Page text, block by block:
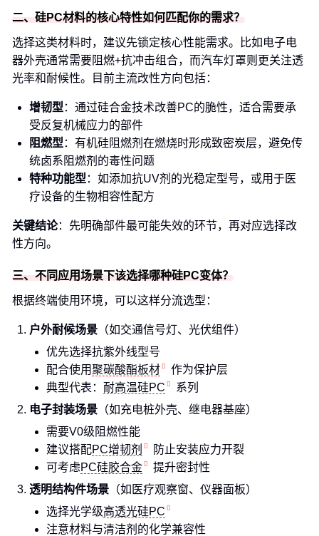
二、硅PC材料的核心特性如何匹配你的需求？
选择这类材料时，建议先锁定核心性能需求。比如电子电
器外壳通常需要阻燃+抗冲击组合，而汽车灯罩则更关注透
光率和耐候性。目前主流改性方向包括：
增韧型 ：通过硅合金技术改善PC的脆性，适合需要承
受反复机械应力的部件
阻燃型 ：有机硅阻燃剂在燃烧时形成致密炭层，避免传
统卤系阻燃剂的毒性问题
特种功能型 ：如添加抗UV剂的光稳定型号，或用于医
疗设备的生物相容性配方
关键结论：先明确部件最可能失效的环节，再对应选择改
性方向。
三、不同应用场景下该选择哪种硅PC变体？
根据终端使用环境，可以这样分流选型：
户外耐候场景 （如交通信号灯、光伏组件）
优先选择抗紫外线型号
配合使用聚碳酸酯板材
作为保护层
典型代表： 耐高温硅PC
系列
电子封装场景 （如充电桩外壳、继电器基座）
需要V0级阻燃性能
建议搭配PC增韧剂
防止安装应力开裂
可考虑PC硅胶合金
提升密封性
透明结构件场景 （如医疗观察窗、仪器面板）
选择光学级高透光硅PC
注意材料与清洁剂的化学兼容性